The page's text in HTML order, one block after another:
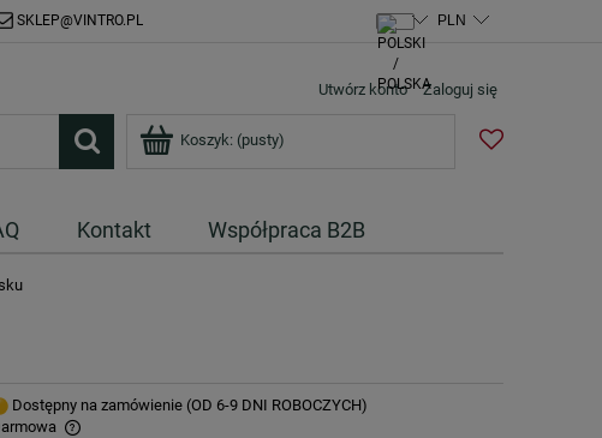
SKLEP@VINTRO.PL
Utwórz konto Zaloguj się
Koszyk: (pusty)
Kontakt Współpraca B2B
Dostępny na zamówienie (OD 6-9 DNI ROBOCZYCH)